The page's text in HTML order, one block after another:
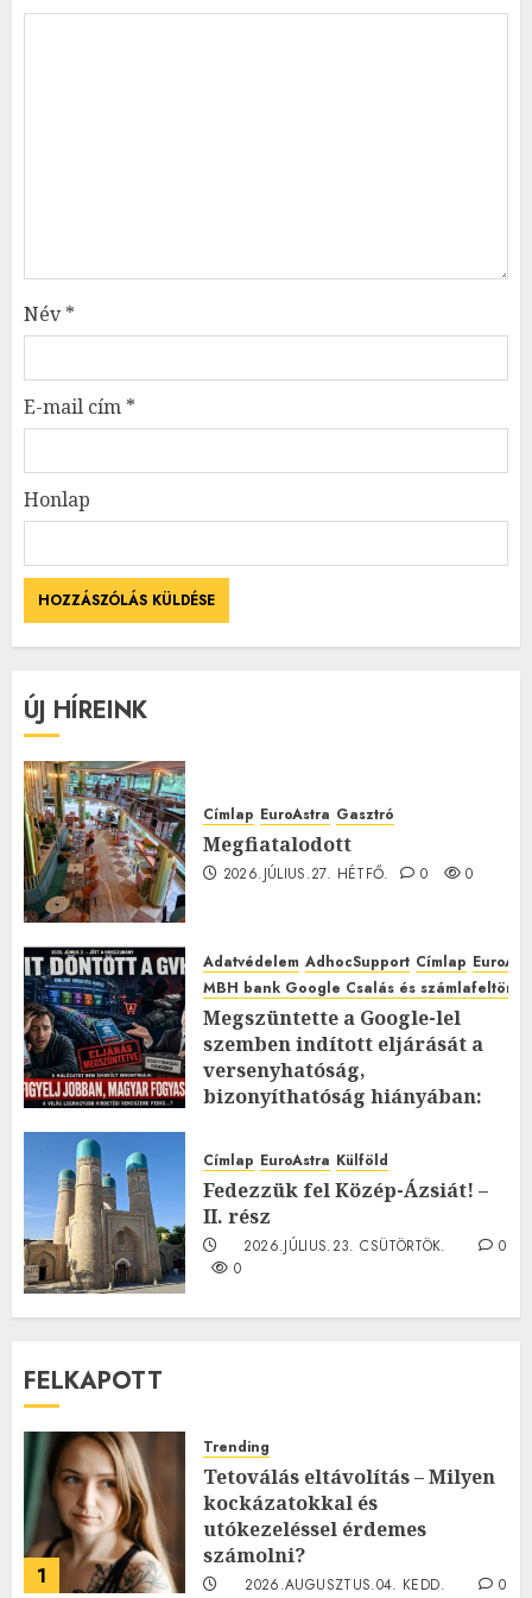
Név*
E-mail cím *
Honlap
ÚJ HÍREINK
Címlap EuroAstra Gasztró
Megfiatalodott
2026.JÚLIUS.27. HÉTFŐ. 0 0
Adatvédelem AdhocSupport Címlap
MBH bank Google Csalás és
Megszüntette a Google-lel
szemben indított eljárását a
versenyhatóság,
bizonyíthatóság hiányában:
2026.JÚLIUS.23. CSÜTÖRTÖK.
0
Címlap EuroAstra Külföld
Fedezzük fel Közép-Ázsiát! –
II. rész
2026.JÚLIUS.23. CSÜTÖRTÖK.
0
0
FELKAPOTT
1
Trending
Tetoválás eltávolítás – Milyen
kockázatokkal és
utókezeléssel érdemes
számolni?
2026.AUGUSZTUS.04. KEDD.
0